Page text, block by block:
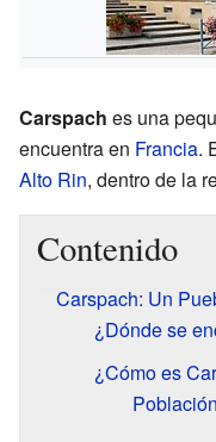
Carspach es una
encuentra en Francia.
Alto Rin, dentro de la
Contenido
Carspach: Un
¿Dónde se
¿Cómo es